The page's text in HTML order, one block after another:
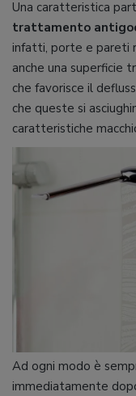
Una caratteristica
trattamento
infatti, porte e pareti
anche una superficie
che favorisce il
che queste si
caratteristiche
Ad ogni modo è
immediatamente